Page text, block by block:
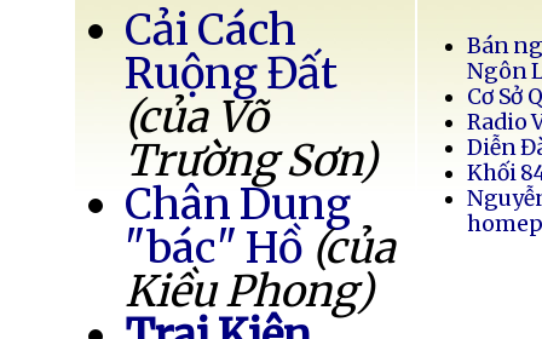
Cải Cách
Ruộng Đất
(của Võ
Trường Sơn)
Chân Dung
"bác" Hồ (của
Kiều Phong)
Bán
Ngôn
Cơ Sở
Radio
Diễn
Khối